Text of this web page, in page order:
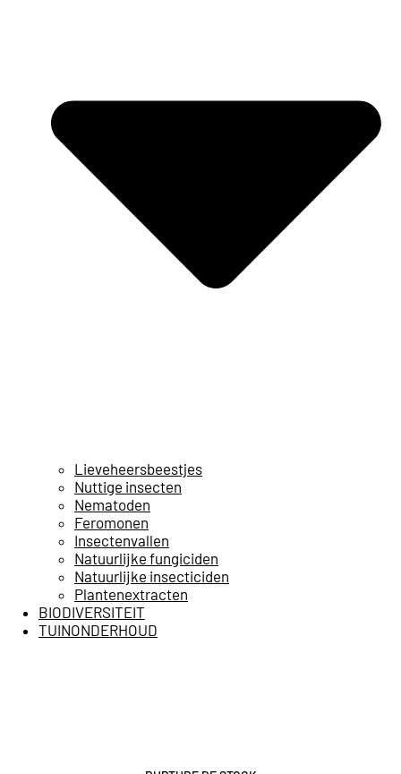
Lieveheersbeestjes
Nuttige insecten
Nematoden
Feromonen
Insectenvallen
Natuurlijke fungiciden
Natuurlijke insecticiden
Plantenextracten
BIODIVERSITEIT
TUINONDERHOUD